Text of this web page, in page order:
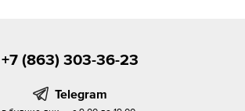
+7 (863) 303-36-23
Telegram